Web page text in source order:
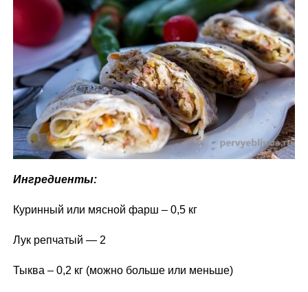
Ингредиенты:
Куринный или мясной фарш – 0,5 кг
Лук репчатый — 2
Тыква – 0,2 кг (можно больше или меньше)